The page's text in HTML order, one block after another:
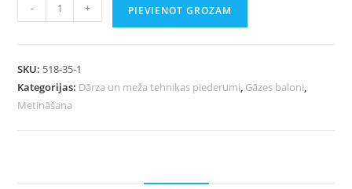
- + PIEVIENOT GROZAM
SKU: 518-35-1
Kategorijas: Dārza un meža tehnikas piederumi, Gāzes baloni,
Metināšana